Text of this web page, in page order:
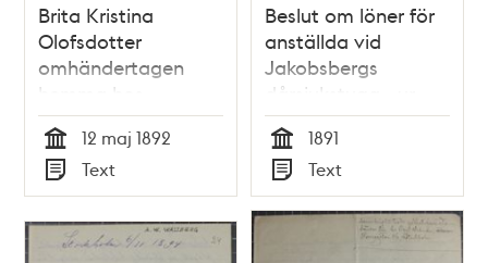
Brita Kristina
Olofsdotter
omhändertagen
hemma hos
metodistförsamlingens
vaktmästare -
polisrapport
inkommen till
dårdiariet 12 maj
1892
Tid
12 maj 1892
Typ
Text
Beslut om löner för
anställda vid
Jakobsbergs
dårsjukstuga - ur
hälsovårdsnämndens
protokoll 1891
Tid
1891
Typ
Text